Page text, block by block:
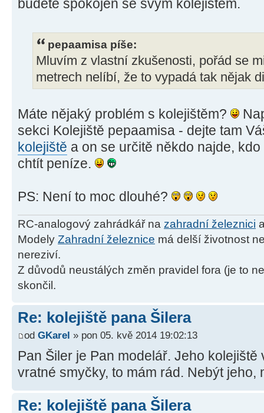
budete spokojen se svým kolejištěm.
pepaamisa píše:
Mluvím z vlastní zkušenosti, pořád se
metrech nelíbí, že to vypadá tak nějak
Máte nějaký problém s kolejištěm?
sekci Kolejiště pepaamisa - dejte tam
kolejiště a on se určitě někdo najde,
chtít peníze.
PS: Není to moc dlouhé?
RC-analogový zahrádkář na zahradní železnici
Modely Zahradní železnice má delší životnost
nereziví.
Z důvodů neustálých změn pravidel fora (je to
skončil.
Re: kolejiště pana Šilera
od GKarel » pon 05. kvě 2014 19:02:13
Pan Šiler je Pan modelář. Jeho
vratné smyčky, to mám rád. Nebýt jeho,
Re: kolejiště pana Šilera